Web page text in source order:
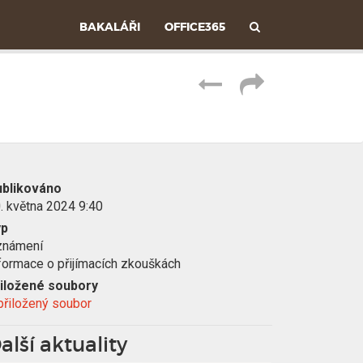
BAKALÁŘI OFFICE365
P
e
ě
S
í
á
května 2024 9:40
o přijímacích zkouškách
soubory
soubor
aktuality